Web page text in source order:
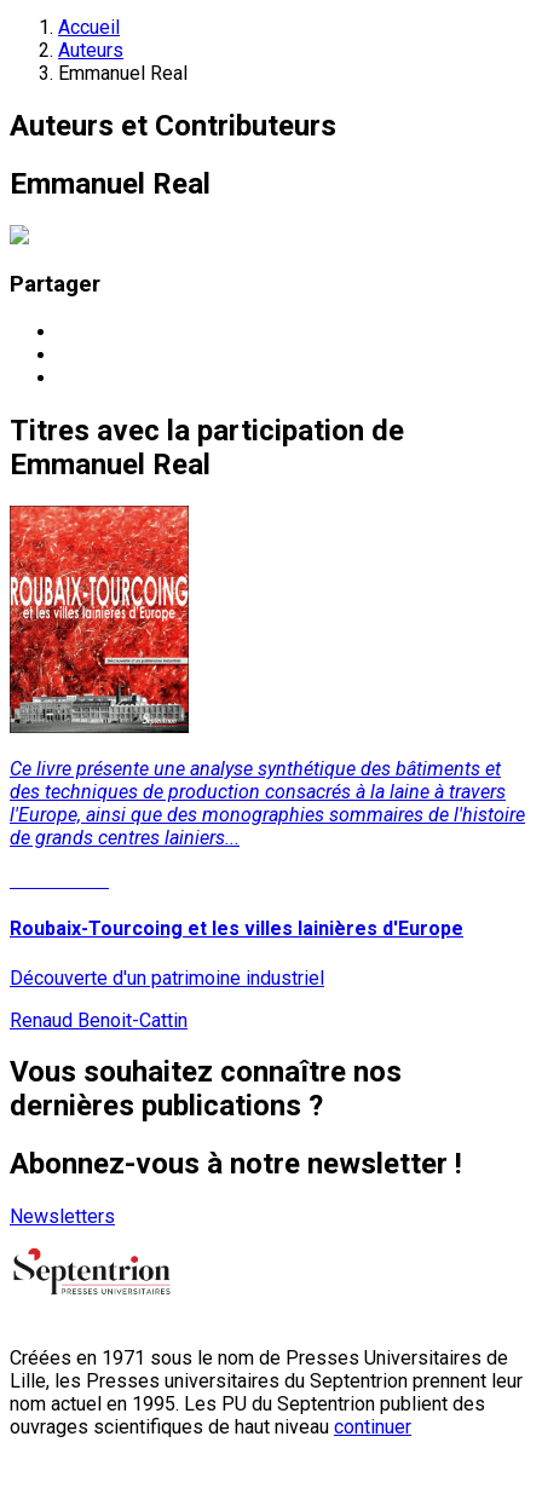
Accueil
Auteurs
Emmanuel Real
Auteurs et Contributeurs
Emmanuel Real
Partager
Titres avec la participation de
Emmanuel Real
Ce livre présente une analyse synthétique des bâtiments et
des techniques de production consacrés à la laine à travers
l'Europe, ainsi que des monographies sommaires de l'histoire
de grands centres lainiers...
Roubaix-Tourcoing et les villes lainières d'Europe
Découverte d'un patrimoine industriel
Renaud Benoit-Cattin
Vous souhaitez connaître nos
dernières publications ?
Abonnez-vous à notre newsletter !
Newsletters
Créées en 1971 sous le nom de Presses Universitaires de
Lille, les Presses universitaires du Septentrion prennent leur
nom actuel en 1995. Les PU du Septentrion publient des
ouvrages scientifiques de haut niveau continuer